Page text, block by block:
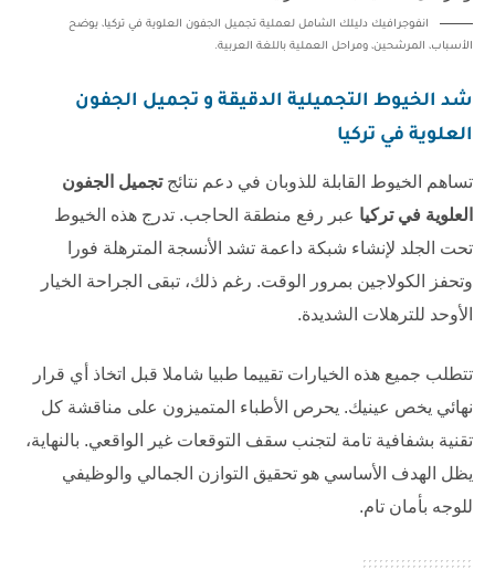
انفوجرافيك دليلك الشامل لعملية تجميل الجفون العلوية في تركيا، يوضح
الأسباب، المرشحين، ومراحل العملية باللغة العربية.
شد الخيوط التجميلية الدقيقة و تجميل الجفون
العلوية في تركيا
تساهم الخيوط القابلة للذوبان في دعم نتائجتجميل الجفون
العلوية في تركيا عبر رفع منطقة الحاجب. تدرج هذه الخيوط
تحت الجلد لإنشاء شبكة داعمة تشد الأنسجة المترهلة فورا
وتحفز الكولاجين بمرور الوقت. رغم ذلك، تبقى الجراحة الخيار
الأوحد للترهلات الشديدة.
تتطلب جميع هذه الخيارات تقييما طبيا شاملا قبل اتخاذ أي قرار
نهائي يخص عينيك. يحرص الأطباء المتميزون على مناقشة كل
تقنية بشفافية تامة لتجنب سقف التوقعات غير الواقعي. بالنهاية،
يظل الهدف الأساسي هو تحقيق التوازن الجمالي والوظيفي
للوجه بأمان تام.